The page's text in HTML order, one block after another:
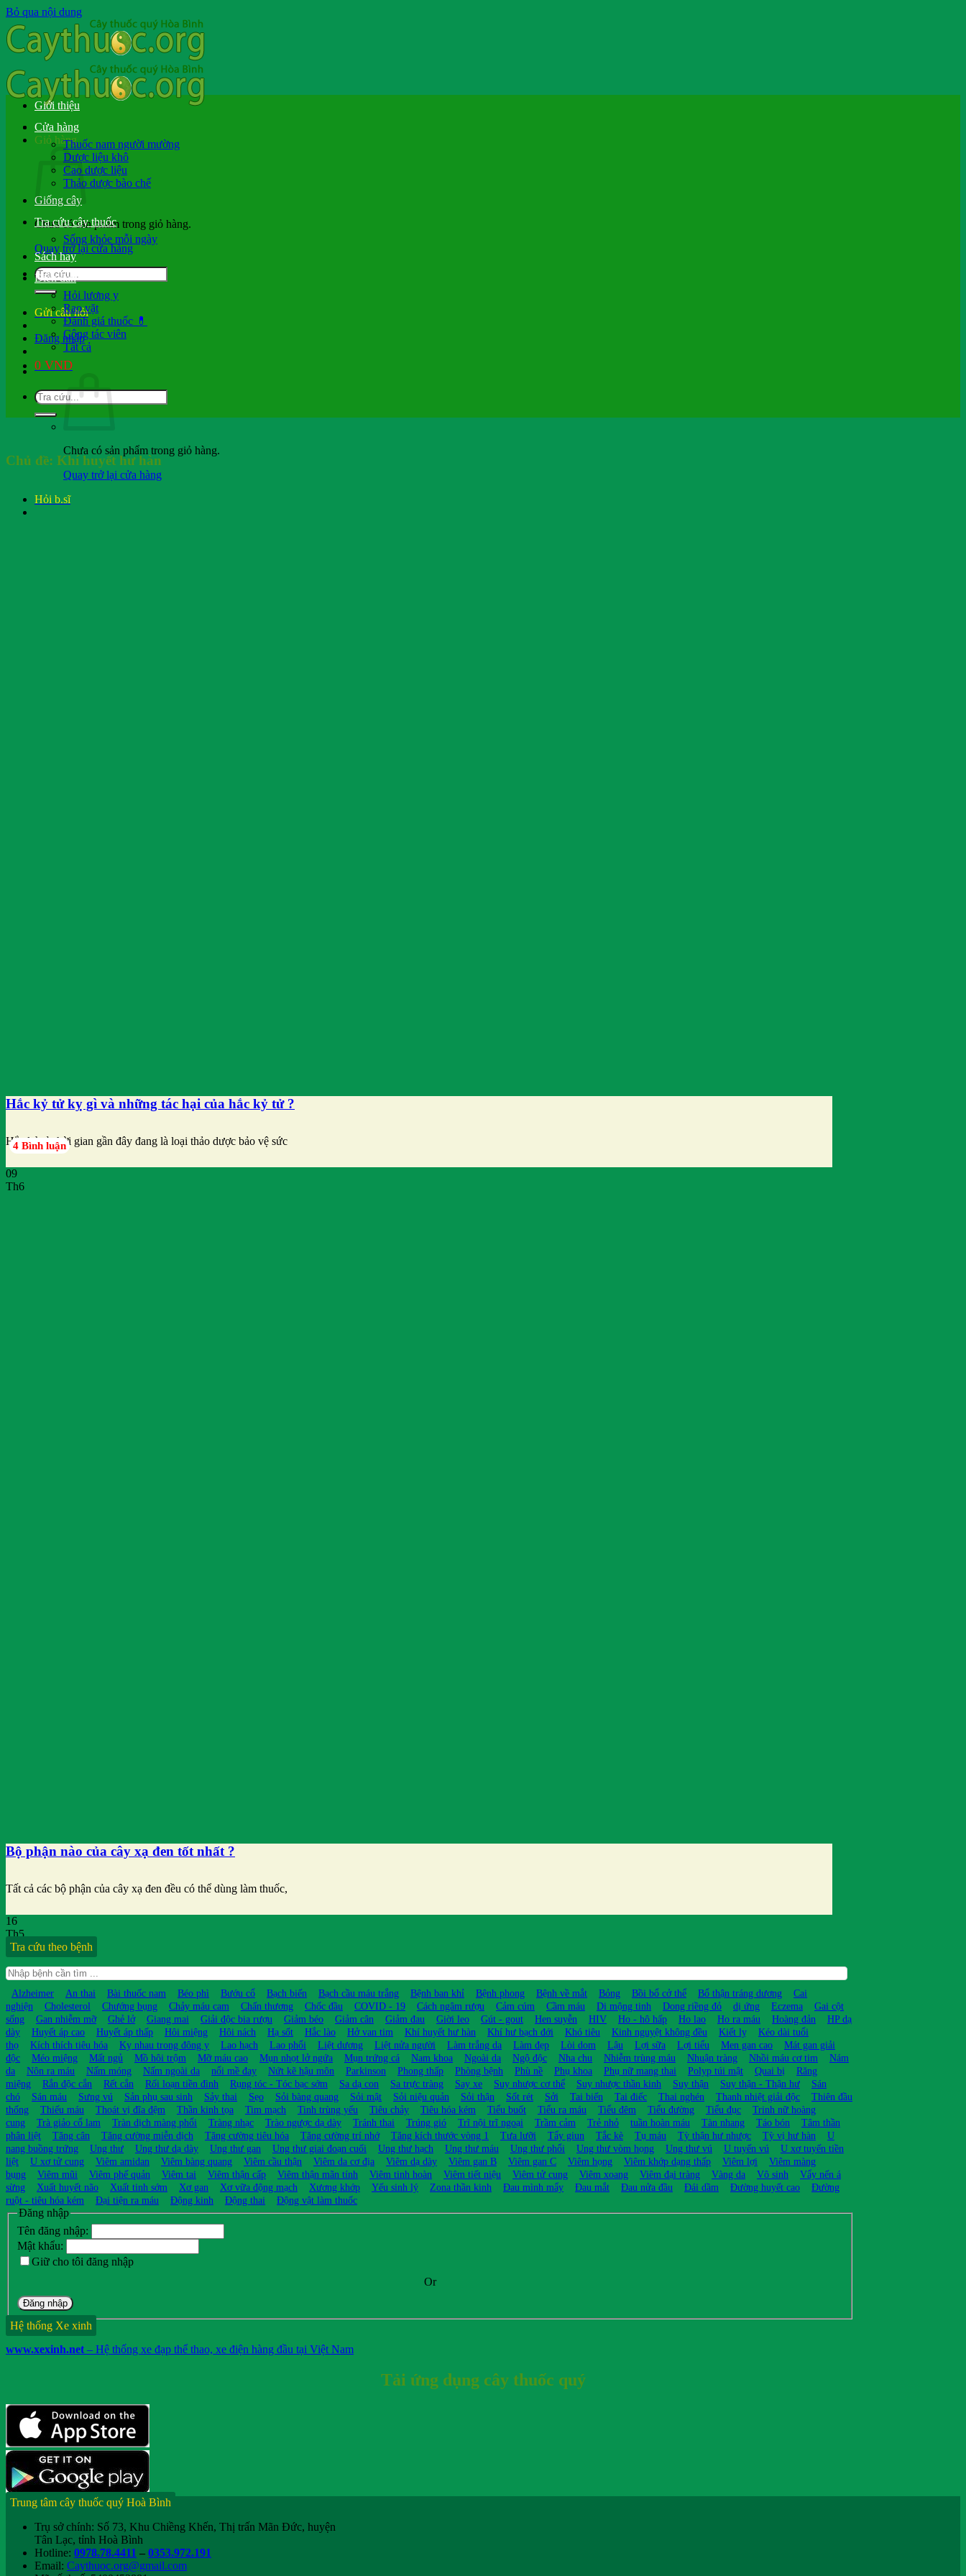
Bỏ qua nội dung
Giỏ hàng
Chưa có sản phẩm trong giỏ hàng.
Quay trở lại cửa hàng
Gửi câu hỏi
Đăng nhập
0 VND
Chưa có sản phẩm trong giỏ hàng.
Quay trở lại cửa hàng
Hỏi b.sĩ
Giới thiệu
Cửa hàng
Thuốc nam người mường
Dược liệu khô
Cao dược liệu
Thảo dược bào chế
Giống cây
Tra cứu cây thuốc
Sống khỏe mỗi ngày
Sách hay
Diễn đàn
Hỏi lương y
Rao vặt
Đánh giá thuốc 💊
Cộng tác viên
Tất cả
Chủ đề: Khí huyết hư hàn
Hắc kỷ tử kỵ gì và những tác hại của hắc kỷ tử ?
Hắc kỷ tử thời gian gần đây đang là loại thảo dược bảo vệ sức
4 Bình luận
09
Th6
Bộ phận nào của cây xạ đen tốt nhất ?
Tất cả các bộ phận của cây xạ đen đều có thể dùng làm thuốc,
16
Th5
Tra cứu theo bệnh
Alzheimer An thai Bài thuốc nam Béo phì Bướu cổ Bạch biến Bạch cầu máu trắng Bệnh ban khỉ Bệnh phong Bệnh về mắt Bỏng Bồi bổ cở thể Bổ thận tráng dương
Cai
nghiện
Cholesterol Chướng bụng Chảy máu cam Chấn thương Chốc đầu COVID - 19 Cách ngâm rượu Cảm cúm Cầm máu Di mộng tinh Dong riềng đỏ dị ứng Eczema
Gai cột
sống
Gan nhiễm mỡ Ghẻ lở Giang mai Giải độc bia rượu Giảm béo Giảm cân Giảm đau Giời leo Gút - gout Hen suyễn HIV Ho - hô hấp Ho lao Ho ra máu Hoàng đản
HP dạ
dày
Huyết áp cao Huyết áp thấp Hôi miệng Hôi nách Hạ sốt Hắc lào Hở van tim Khí huyết hư hàn Khí hư bạch đới Khó tiêu Kinh nguyệt không đều Kiết lỵ
Kéo dài tuổi
thọ
Kích thích tiêu hóa Kỵ nhau trong đông y Lao hạch Lao phổi Liệt dương Liệt nửa người Làm trắng da Làm đẹp Lòi dom Lậu Lợi sữa Lợi tiểu Men gan cao
Mát gan giải
độc
Méo miệng Mất ngủ Mồ hôi trộm Mỡ máu cao Mụn nhọt lở ngứa Mụn trứng cá Nam khoa Ngoài da Ngộ độc Nha chu Nhiễm trùng máu Nhuận tràng Nhồi máu cơ tim
Nám
da
Nôn ra máu Nấm móng Nấm ngoài da nổi mề đay Nứt kẽ hậu môn Parkinson Phong thấp Phòng bệnh Phù nề Phụ khoa Phụ nữ mang thai Polyp túi mật Quai bị
Răng
miệng
Rắn độc cắn Rết cắn Rối loạn tiền đình Rụng tóc - Tóc bạc sớm Sa dạ con Sa trực tràng Say xe Suy nhược cơ thể Suy nhược thần kinh Suy thận Suy thận - Thận hư
Sán
chó
Sán máu Sưng vú Sản phụ sau sinh Sảy thai Sẹo Sỏi bàng quang Sỏi mật Sỏi niệu quản Sỏi thận Sốt rét Sởi Tai biến Tai điếc Thai nghén Thanh nhiệt giải độc
Thiên đầu
thống
Thiếu máu Thoát vị đĩa đệm Thần kinh tọa Tim mạch Tinh trùng yếu Tiêu chảy Tiêu hóa kém Tiểu buốt Tiểu ra máu Tiểu đêm Tiểu đường Tiểu đục
Trinh nữ hoàng
cung
Trà giảo cổ lam Tràn dịch màng phổi Tràng nhạc Trào ngược dạ dày Tránh thai Trúng gió Trĩ nội trĩ ngoại Trầm cảm Trẻ nhỏ tuần hoàn máu Tàn nhang Táo bón
Tâm thần
phân liệt
Tăng cân Tăng cường miễn dịch Tăng cường tiêu hóa Tăng cường trí nhớ Tăng kích thước vòng 1 Tưa lưỡi Tẩy giun Tắc kè Tụ máu Tỳ thận hư nhược Tỳ vị hư hàn
U
nang buồng trứng
Ung thư Ung thư dạ dày Ung thư gan Ung thư giai đoạn cuối Ung thư hạch Ung thư máu Ung thư phổi Ung thư vòm họng Ung thư vú U tuyến vú
U xơ tuyến tiền
liệt
U xơ tử cung Viêm amidan Viêm bàng quang Viêm cầu thận Viêm da cơ địa Viêm dạ dày Viêm gan B Viêm gan C Viêm họng Viêm khớp dạng thấp Viêm lợi
Viêm màng
bụng
Viêm mũi Viêm phế quản Viêm tai Viêm thận cấp Viêm thận mãn tính Viêm tinh hoàn Viêm tiết niệu Viêm tử cung Viêm xoang Viêm đại tràng Vàng da Vô sinh
Vẩy nến á
sừng
Xuất huyết não Xuất tinh sớm Xơ gan Xơ vữa động mạch Xương khớp Yếu sinh lý Zona thần kinh Đau mình mẩy Đau mắt Đau nửa đầu Đái dầm Đường huyết cao
Đường
ruột - tiêu hóa kém
Đại tiện ra máu Động kinh Động thai Động vật làm thuốc
Đăng nhập
Tên đăng nhập:
Mật khẩu:
Giữ cho tôi đăng nhập
Or
Đăng nhập
Hệ thống Xe xinh
www.xexinh.net – Hệ thống xe đạp thể thao, xe điện hàng đầu tại Việt Nam
Tải ứng dụng cây thuốc quý
Trung tâm cây thuốc quý Hoà Bình
Trụ sở chính: Số 73, Khu Chiềng Khến, Thị trấn Mãn Đức, huyện
Tân Lạc, tỉnh Hoà Bình
Hotline: 0978.78.4411 – 0353.972.191
Email: Caythuoc.org@gmail.com